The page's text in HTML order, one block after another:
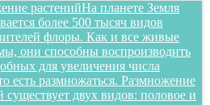
растенийНа планете Земля
более 500 тысяч видов
флоры. Как и все живые
они способны воспроизводить
для увеличения числа
есть размножаться. Размножение
существует двух видов: половое и